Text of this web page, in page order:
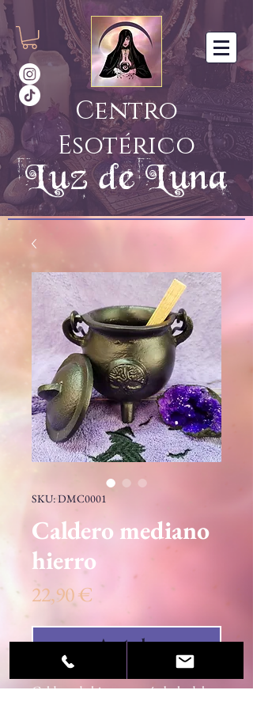
Centro
Esotérico
Luz de Luna
SKU: DMC0001
Caldero mediano
hierro
22,90 €
Agotado
Caldero de hierro con símbolo del